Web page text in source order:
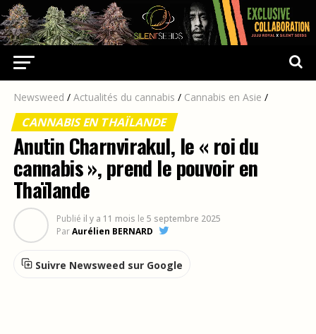
Newsweed / Actualités du cannabis / Cannabis en Asie /
CANNABIS EN THAÏLANDE
Anutin Charnvirakul, le « roi du
cannabis », prend le pouvoir en
Thaïlande
Publié il y a 11 mois le 5 septembre 2025
ParAurélien BERNARD
Suivre Newsweed sur Google